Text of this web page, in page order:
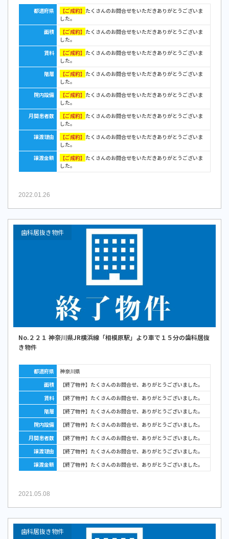
都道府県 【ご成約】 たくさんのお問合せをいただきありがとうございま
した。
面積
【ご成約】 たくさんのお問合せをいただきありがとうございま
した。
賃料
【ご成約】 たくさんのお問合せをいただきありがとうございま
した。
階層
【ご成約】 たくさんのお問合せをいただきありがとうございま
した。
院内設備
【ご成約】 たくさんのお問合せをいただきありがとうございま
した。
月間患者数
【ご成約】 たくさんのお問合せをいただきありがとうございま
した。
譲渡理由
【ご成約】 たくさんのお問合せをいただきありがとうございま
した。
譲渡金額
【ご成約】 たくさんのお問合せをいただきありがとうございま
した。
2022.01.26
歯科居抜き物件
No.２２１ 神奈川県JR横浜線「相模原駅」より車で１５分の歯科居抜
き物件
都道府県
神奈川県
面積
【終了物件】たくさんのお問合せ、ありがとうございました。
賃料
【終了物件】たくさんのお問合せ、ありがとうございました。
階層
【終了物件】たくさんのお問合せ、ありがとうございました。
院内設備
【終了物件】たくさんのお問合せ、ありがとうございました。
月間患者数
【終了物件】たくさんのお問合せ、ありがとうございました。
譲渡理由
【終了物件】たくさんのお問合せ、ありがとうございました。
譲渡金額
【終了物件】たくさんのお問合せ、ありがとうございました。
2021.05.08
歯科居抜き物件